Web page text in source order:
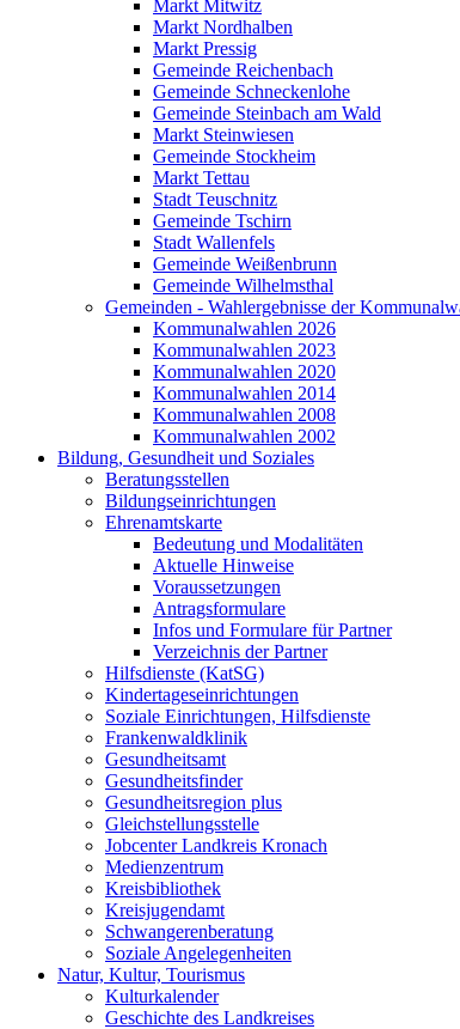
Markt Mitwitz
Markt Nordhalben
Markt Pressig
Gemeinde Reichenbach
Gemeinde Schneckenlohe
Gemeinde Steinbach am Wald
Markt Steinwiesen
Gemeinde Stockheim
Markt Tettau
Stadt Teuschnitz
Gemeinde Tschirn
Stadt Wallenfels
Gemeinde Weißenbrunn
Gemeinde Wilhelmsthal
Gemeinden - Wahlergebnisse der
Kommunalwahlen 2026
Kommunalwahlen 2023
Kommunalwahlen 2020
Kommunalwahlen 2014
Kommunalwahlen 2008
Kommunalwahlen 2002
Bildung, Gesundheit und Soziales
Beratungsstellen
Bildungseinrichtungen
Ehrenamtskarte
Bedeutung und Modalitäten
Aktuelle Hinweise
Voraussetzungen
Antragsformulare
Infos und Formulare für Partner
Verzeichnis der Partner
Hilfsdienste (KatSG)
Kindertageseinrichtungen
Soziale Einrichtungen, Hilfsdienste
Frankenwaldklinik
Gesundheitsamt
Gesundheitsfinder
Gesundheitsregion plus
Gleichstellungsstelle
Jobcenter Landkreis Kronach
Medienzentrum
Kreisbibliothek
Kreisjugendamt
Schwangerenberatung
Soziale Angelegenheiten
Natur, Kultur, Tourismus
Kulturkalender
Geschichte des Landkreises